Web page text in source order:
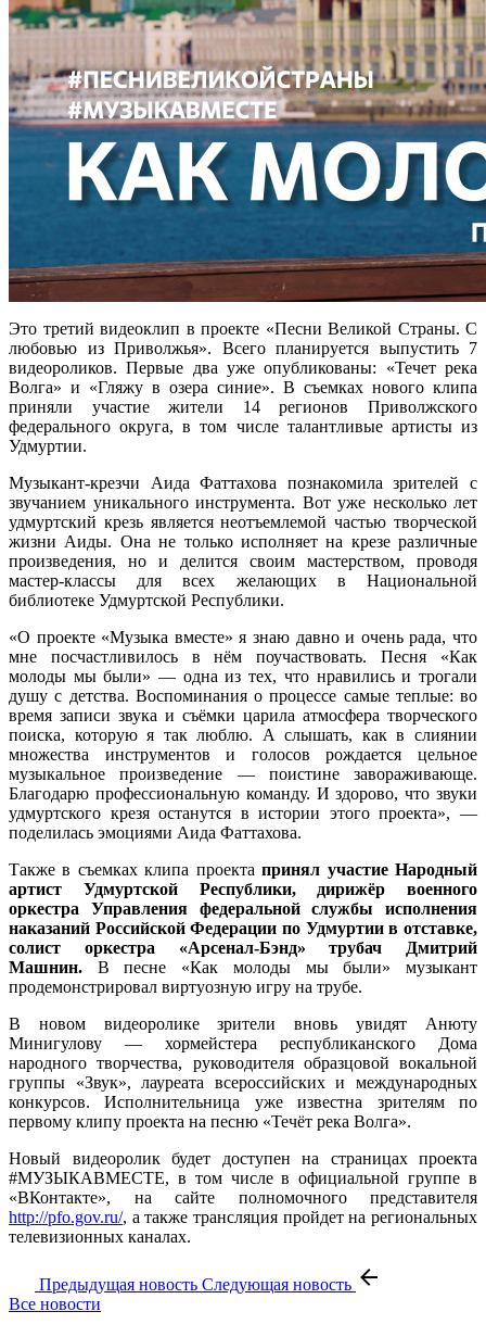
Это третий видеоклип в проекте «Песни Великой Страны. С
любовью из Приволжья». Всего планируется выпустить 7
видеороликов. Первые два уже опубликованы: «Течет река
Волга» и «Гляжу в озера синие». В съемках нового клипа
приняли участие жители 14 регионов Приволжского
федерального округа, в том числе талантливые артисты из
Удмуртии.
Музыкант-крезчи Аида Фаттахова познакомила зрителей с
звучанием уникального инструмента. Вот уже несколько лет
удмуртский крезь является неотъемлемой частью творческой
жизни Аиды. Она не только исполняет на крезе различные
произведения, но и делится своим мастерством, проводя
мастер-классы для всех желающих в Национальной
библиотеке Удмуртской Республики.
«О проекте «Музыка вместе» я знаю давно и очень рада, что
мне посчастливилось в нём поучаствовать. Песня «Как
молоды мы были» — одна из тех, что нравились и трогали
душу с детства. Воспоминания о процессе самые теплые: во
время записи звука и съёмки царила атмосфера творческого
поиска, которую я так люблю. А слышать, как в слиянии
множества инструментов и голосов рождается цельное
музыкальное произведение — поистине завораживающе.
Благодарю профессиональную команду. И здорово, что звуки
удмуртского крезя останутся в истории этого проекта», —
поделилась эмоциями Аида Фаттахова.
Также в съемках клипа проектапринял участие Народный
артист Удмуртской Республики, дирижёр военного
оркестра Управления федеральной службы исполнения
наказаний Российской Федерации по Удмуртии в отставке,
солист оркестра «Арсенал-Бэнд» трубач Дмитрий
Машнин. В песне «Как молоды мы были» музыкант
продемонстрировал виртуозную игру на трубе.
В новом видеоролике зрители вновь увидят Анюту
Минигулову — хормейстера республиканского Дома
народного творчества, руководителя образцовой вокальной
группы «Звук», лауреата всероссийских и международных
конкурсов. Исполнительница уже известна зрителям по
первому клипу проекта на песню «Течёт река Волга».
Новый видеоролик будет доступен на страницах проекта
#МУЗЫКАВМЕСТЕ, в том числе в официальной группе в
«ВКонтакте», на сайте полномочного представителя
http://pfo.gov.ru/, а также трансляция пройдет на региональных
телевизионных каналах.
Предыдущая новость Следующая новость
Все новости